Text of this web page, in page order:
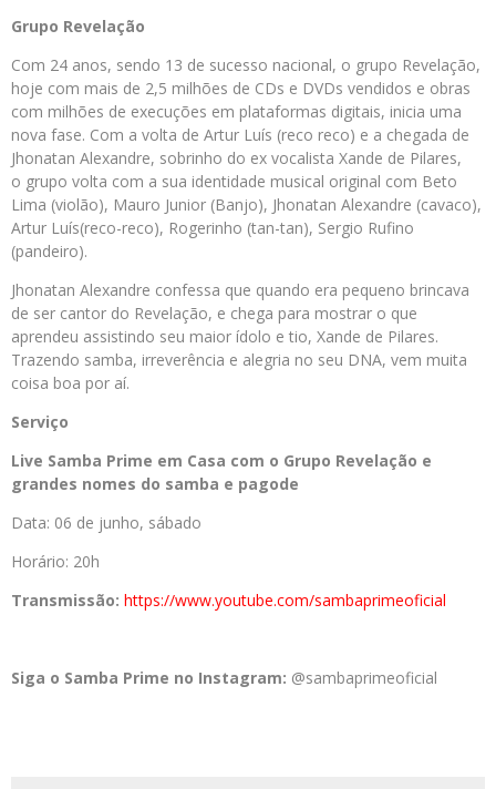
Grupo Revelação
Com 24 anos, sendo 13 de sucesso nacional, o grupo Revelação,
hoje com mais de 2,5 milhões de CDs e DVDs vendidos e obras
com milhões de execuções em plataformas digitais, inicia uma
nova fase. Com a volta de Artur Luís (reco reco) e a chegada de
Jhonatan Alexandre, sobrinho do ex vocalista Xande de Pilares,
o grupo volta com a sua identidade musical original com Beto
Lima (violão), Mauro Junior (Banjo), Jhonatan Alexandre (cavaco),
Artur Luís(reco-reco), Rogerinho (tan-tan), Sergio Rufino
(pandeiro).
Jhonatan Alexandre confessa que quando era pequeno brincava
de ser cantor do Revelação, e chega para mostrar o que
aprendeu assistindo seu maior ídolo e tio, Xande de Pilares.
Trazendo samba, irreverência e alegria no seu DNA, vem muita
coisa boa por aí.
Serviço
Live Samba Prime em Casa com o Grupo Revelação e
grandes nomes do samba e pagode
Data: 06 de junho, sábado
Horário: 20h
Transmissão: https://www.youtube.com/sambaprimeoficial
Siga o Samba Prime no Instagram: @sambaprimeoficial